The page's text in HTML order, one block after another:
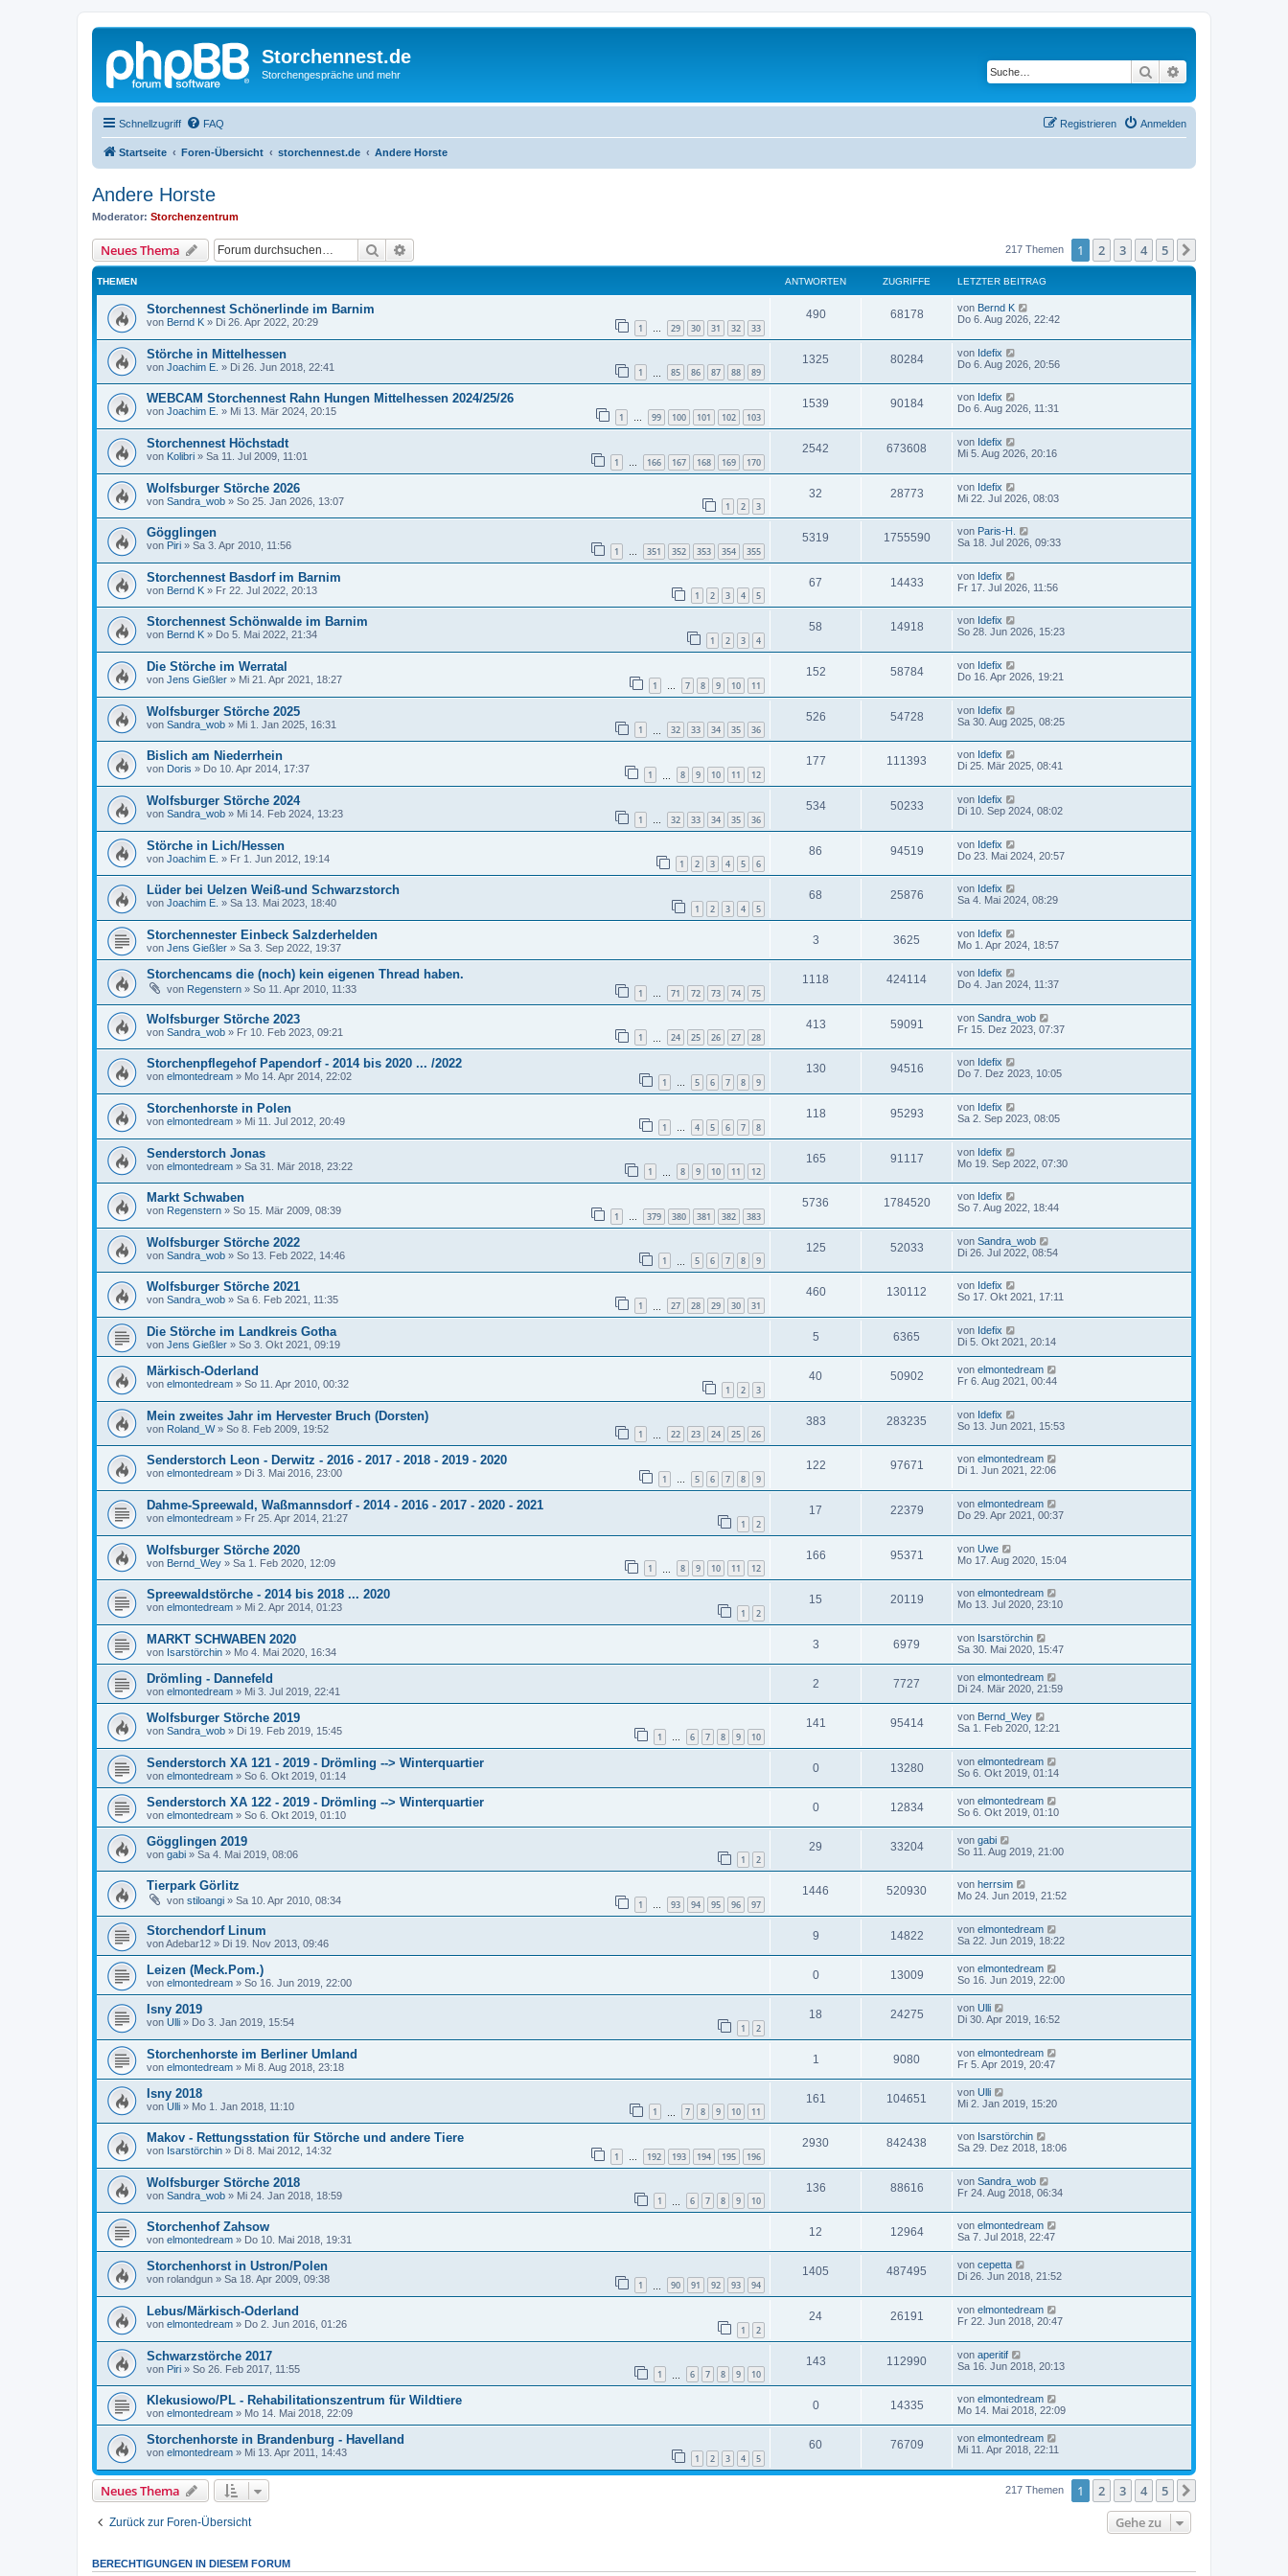
Storchennest.de
Storchengespräche und mehr Suche
Schnellzugriff FAQ Anmelden
Registrieren
Startseite Foren-Übersicht storchennest.de Andere Horste
Andere Horste
Moderator: Storchenzentrum
Neues Thema Suche 217 Themen 1 2 3 4 5
THEMEN ANTWORTEN ZUGRIFFE LETZTER BEITRAG
Storchennest Schönerlinde im Barnim
von Bernd K » Di 26. Apr 2022, 20:29 1 … 29 30 31 32 33
490 68178 von Bernd K
Do 6. Aug 2026, 22:42
Störche in Mittelhessen
von Joachim E. » Di 26. Jun 2018, 22:41 1 85 86 87 88 89
1325 80284 von Idefix
Do 6. Aug 2026, 20:56
WEBCAM Storchennest Rahn Hungen Mittelhessen 2024/25/26
von Joachim E. » Mi 13. Mär 2024, 20:15 1 … 99 100 101 102 103
1539 90184 von Idefix
Do 6. Aug 2026, 11:31
Storchennest Höchstadt
von Kolibri » Sa 11. Jul 2009, 11:01 1 … 166 167 168 169 170
2542 673608 von Idefix
Mi 5. Aug 2026, 20:16
Wolfsburger Störche 2026
von Sandra_wob » So 25. Jan 2026, 13:07 1 2 3
32 28773 von Idefix
Mi 22. Jul 2026, 08:03
Gögglingen
von Piri » Sa 3. Apr 2010, 11:56 1 … 351 352 353 354 355
5319 1755590 von Paris-H.
Sa 18. Jul 2026, 09:33
Storchennest Basdorf im Barnim
von Bernd K » Fr 22. Jul 2022, 20:13 1 2 3 4 5
67 14433 von Idefix
Fr 17. Jul 2026, 11:56
Storchennest Schönwalde im Barnim
von Bernd K » Do 5. Mai 2022, 21:34 1 2 3 4
58 14918 von Idefix
So 28. Jun 2026, 15:23
Die Störche im Werratal
von Jens Gießler » Mi 21. Apr 2021, 18:27 1 … 7 8 9 10 11
152 58784 von Idefix
Do 16. Apr 2026, 19:21
Wolfsburger Störche 2025
von Sandra_wob » Mi 1. Jan 2025, 16:31 1 32 33 34 35 36
526 54728 von Idefix
Sa 30. Aug 2025, 08:25
Bislich am Niederrhein
von Doris » Do 10. Apr 2014, 17:37 1 8 9 10 11 12
177 111393 von Idefix
Di 25. Mär 2025, 08:41
Wolfsburger Störche 2024
von Sandra_wob » Mi 14. Feb 2024, 13:23 1 … 32 33 34 35 36
534 50233 von Idefix
Di 10. Sep 2024, 08:02
Störche in Lich/Hessen
von Joachim E. » Fr 1. Jun 2012, 19:14 1 2 3 4 5 6
86 94519 von Idefix
Do 23. Mai 2024, 20:57
Lüder bei Uelzen Weiß-und Schwarzstorch
von Joachim E. » Sa 13. Mai 2023, 18:40 1 2 3 4 5
68 25876 von Idefix
Sa 4. Mai 2024, 08:29
Storchennester Einbeck Salzderhelden
von Jens Gießler » Sa 3. Sep 2022, 19:37
3 3625 von Idefix
Mo 1. Apr 2024, 18:57
Storchencams die (noch) kein eigenen Thread haben.
von Regenstern » So 11. Apr 2010, 11:33 1 … 71 72 73 74 75
1118 424114 von Idefix
Do 4. Jan 2024, 11:37
Wolfsburger Störche 2023
von Sandra_wob » Fr 10. Feb 2023, 09:21 1 24 25 26 27 28
413 59091 von Sandra_wob
Fr 15. Dez 2023, 07:37
Storchenpflegehof Papendorf - 2014 bis 2020 ... /2022
von elmontedream » Mo 14. Apr 2014, 22:02 1 … 5 6 7 8 9
130 94516 von Idefix
Do 7. Dez 2023, 10:05
Storchenhorste in Polen
von elmontedream » Mi 11. Jul 2012, 20:49 1 4 5 6 7 8
118 95293 von Idefix
Sa 2. Sep 2023, 08:05
Senderstorch Jonas
von elmontedream » Sa 31. Mär 2018, 23:22 1 8 9 10 11 12
165 91117 von Idefix
Mo 19. Sep 2022, 07:30
Markt Schwaben
von Regenstern » So 15. Mär 2009, 08:39 1 … 379 380 381 382 383
5736 1784520 von Idefix
So 7. Aug 2022, 18:44
Wolfsburger Störche 2022
von Sandra_wob » So 13. Feb 2022, 14:46 1 5 6 7 8 9
125 52033 von Sandra_wob
Di 26. Jul 2022, 08:54
Wolfsburger Störche 2021
von Sandra_wob » Sa 6. Feb 2021, 11:35 1 27 28 29 30 31
460 130112 von Idefix
So 17. Okt 2021, 17:11
Die Störche im Landkreis Gotha
von Jens Gießler » So 3. Okt 2021, 09:19
5 6365 von Idefix
Di 5. Okt 2021, 20:14
Märkisch-Oderland
von elmontedream » So 11. Apr 2010, 00:32 1 2 3
40 50902 von elmontedream
Fr 6. Aug 2021, 00:44
Mein zweites Jahr im Hervester Bruch (Dorsten)
von Roland_W» So 8. Feb 2009, 19:52 1 22 23 24 25 26
383 283235 von Idefix
So 13. Jun 2021, 15:53
Senderstorch Leon - Derwitz - 2016 - 2017 - 2018 - 2019 - 2020
von elmontedream » Di 3. Mai 2016, 23:00 1 … 5 6 7 8 9
122 97671 von elmontedream
Di 1. Jun 2021, 22:06
Dahme-Spreewald, Waßmannsdorf - 2014 - 2016 - 2017 - 2020 - 2021
von elmontedream » Fr 25. Apr 2014, 21:27 1 2
17 22379 von elmontedream
Do 29. Apr 2021, 00:37
Wolfsburger Störche 2020
von Bernd_Wey » Sa 1. Feb 2020, 12:09 1 8 9 10 11 12
166 95371 von Uwe
Mo 17. Aug 2020, 15:04
Spreewaldstörche - 2014 bis 2018 ... 2020
von elmontedream » Mi 2. Apr 2014, 01:23 1 2
15 20119 von elmontedream
Mo 13. Jul 2020, 23:10
MARKT SCHWABEN 2020
von Isarstörchin » Mo 4. Mai 2020, 16:34
3 6979 von Isarstörchin
Sa 30. Mai 2020, 15:47
Drömling - Dannefeld
von elmontedream » Mi 3. Jul 2019, 22:41
2 7727 von elmontedream
Di 24. Mär 2020, 21:59
Wolfsburger Störche 2019
von Sandra_wob » Di 19. Feb 2019, 15:45 1 … 6 7 8 9 10
141 95414 von Bernd_Wey
Sa 1. Feb 2020, 12:21
Senderstorch XA 121 - 2019 - Drömling --> Winterquartier
von elmontedream » So 6. Okt 2019, 01:14
0 13280 von elmontedream
So 6. Okt 2019, 01:14
Senderstorch XA 122 - 2019 - Drömling --> Winterquartier
von elmontedream » So 6. Okt 2019, 01:10
0 12834 von elmontedream
So 6. Okt 2019, 01:10
Gögglingen 2019
von gabi » Sa 4. Mai 2019, 08:06 1 2
29 33204 von gabi
So 11. Aug 2019, 21:00
Tierpark Görlitz
von stiloangi » Sa 10. Apr 2010, 08:34 1 … 93 94 95 96 97
1446 520930 von herrsim
Mo 24. Jun 2019, 21:52
Storchendorf Linum
vonAdebar12 » Di 19. Nov 2013, 09:46
9 14822 von elmontedream
Sa 22. Jun 2019, 18:22
Leizen (Meck.Pom.)
von elmontedream » So 16. Jun 2019, 22:00
0 13009 von elmontedream
So 16. Jun 2019, 22:00
Isny 2019
von Ulli » Do 3. Jan 2019, 15:54 1 2
18 24275 von Ulli
Di 30. Apr 2019, 16:52
Storchenhorste im Berliner Umland
von elmontedream » Mi 8. Aug 2018, 23:18
1 9080 von elmontedream
Fr 5. Apr 2019, 20:47
Isny 2018
von Ulli » Mo 1. Jan 2018, 11:10 1 7 8 9 10 11
161 104651 von Ulli
Mi 2. Jan 2019, 15:20
Makov - Rettungsstation für Störche und andere Tiere
von Isarstörchin » Di 8. Mai 2012, 14:32 1 … 192 193 194 195 196
2930 842438 von Isarstörchin
Sa 29. Dez 2018, 18:06
Wolfsburger Störche 2018
von Sandra_wob » Mi 24. Jan 2018, 18:59 1 6 7 8 9 10
136 88616 von Sandra_wob
Fr 24. Aug 2018, 06:34
Storchenhof Zahsow
von elmontedream » Do 10. Mai 2018, 19:31
12 12964 von elmontedream
Sa 7. Jul 2018, 22:47
Storchenhorst in Ustron/Polen
von rolandgun » Sa 18. Apr 2009, 09:38 1 90 91 92 93 94
1405 487495 von cepetta
Di 26. Jun 2018, 21:52
Lebus/Märkisch-Oderland
von elmontedream » Do 2. Jun 2016, 01:26 1 2
24 26191 von elmontedream
Fr 22. Jun 2018, 20:47
Schwarzstörche 2017
von Piri » So 26. Feb 2017, 11:55 1 6 7 8 9 10
143 112990 von aperitif
Sa 16. Jun 2018, 20:13
Klekusiowo/PL - Rehabilitationszentrum für Wildtiere
von elmontedream » Mo 14. Mai 2018, 22:09
0 14335 von elmontedream
Mo 14. Mai 2018, 22:09
Storchenhorste in Brandenburg - Havelland
von elmontedream » Mi 13. Apr 2011, 14:43 1 2 3 4 5
60 76709 von elmontedream
Mi 11. Apr 2018, 22:11
Neues Thema 217 Themen 1 2 3 4 5
Zurück zur Foren-Übersicht Gehe zu
BERECHTIGUNGEN IN DIESEM FORUM